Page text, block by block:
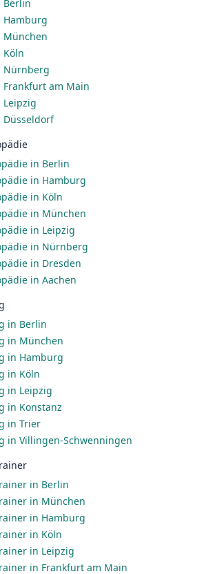
Berlin
Hamburg
München
Köln
Nürnberg
Frankfurt am Main
Leipzig
Düsseldorf
in Berlin
in Hamburg
in Köln
in München
in Leipzig
in Nürnberg
in Dresden
in Aachen
in Berlin
in München
in Hamburg
in Köln
in Leipzig
in Konstanz
in Trier
in Villingen-Schwenningen
in Berlin
in München
in Hamburg
in Köln
in Leipzig
in Frankfurt am Main